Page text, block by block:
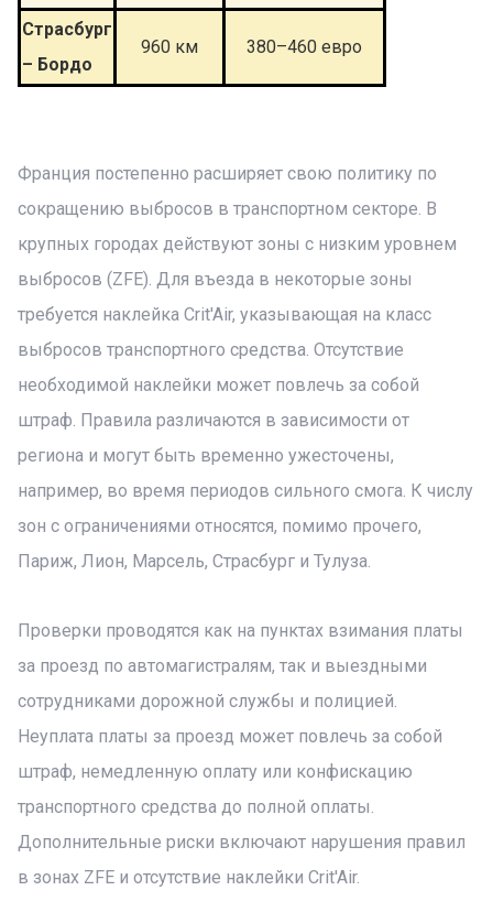
Страсбург
– Бордо
960 км 380–460 евро
Франция постепенно расширяет свою политику по
сокращению выбросов в транспортном секторе. В
крупных городах действуют зоны с низким уровнем
выбросов (ZFE). Для въезда в некоторые зоны
требуется наклейка Crit'Air, указывающая на класс
выбросов транспортного средства. Отсутствие
необходимой наклейки может повлечь за собой
штраф. Правила различаются в зависимости от
региона и могут быть временно ужесточены,
например, во время периодов сильного смога. К числу
зон с ограничениями относятся, помимо прочего,
Париж, Лион, Марсель, Страсбург и Тулуза.
Проверки проводятся как на пунктах взимания платы
за проезд по автомагистралям, так и выездными
сотрудниками дорожной службы и полицией.
Неуплата платы за проезд может повлечь за собой
штраф, немедленную оплату или конфискацию
транспортного средства до полной оплаты.
Дополнительные риски включают нарушения правил
в зонах ZFE и отсутствие наклейки Crit'Air.